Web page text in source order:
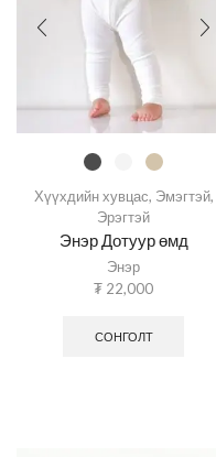
Хүүхдийн хувцас, Эмэгтэй,
Эрэгтэй
Энэр Дотуур өмд
Энэр
₮ 22,000
СОНГОЛТ